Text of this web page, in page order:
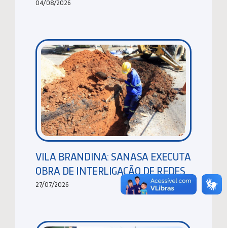
04/08/2026
VILA BRANDINA: SANASA EXECUTA
OBRA DE INTERLIGAÇÃO DE REDES
27/07/2026